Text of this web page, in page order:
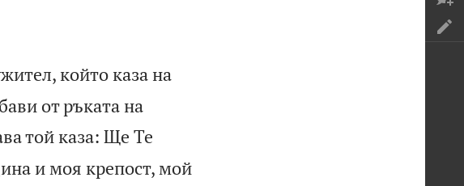
който каза на
от ръката на
той каза: Ще Те
и моя крепост, мой